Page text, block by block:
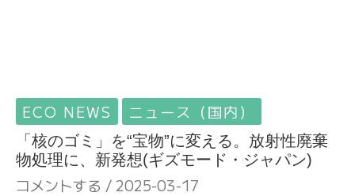
ECO NEWS ニュース（国内）
「核のゴミ」を“宝物”に変える。放射性廃棄
物処理に、新発想(ギズモード・ジャパン)
コメントする / 2025-03-17